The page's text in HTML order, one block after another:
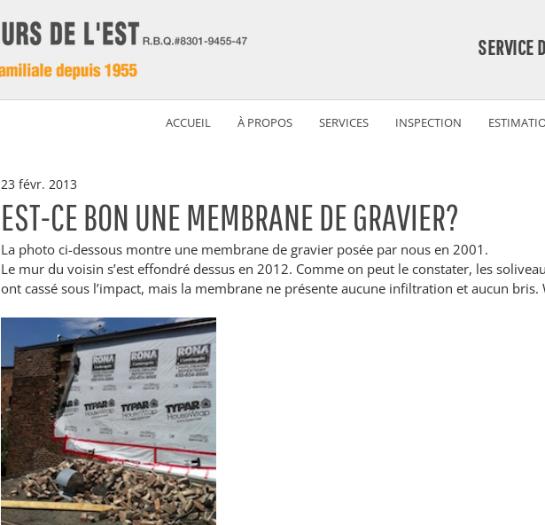
SERVICE
ACCUEIL À PROPOS SERVICES INSPECTION
EST-CE BON UNE MEMBRANE DE GRAVIER?
23 févr. 2013
La photo ci-dessous montre une membrane de gravier posée par nous en 2001.
Le mur du voisin s’est effondré dessus en 2012. Comme on peut le constater, les
ont cassé sous l’impact, mais la membrane ne présente aucune infiltration et aucun bris.